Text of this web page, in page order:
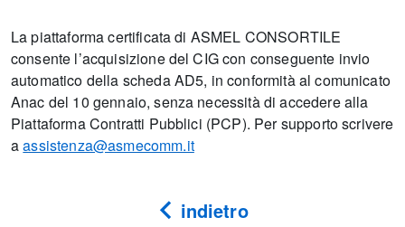
La piattaforma certificata di ASMEL CONSORTILE
consente l’acquisizione del CIG con conseguente invio
automatico della scheda AD5, in conformità al comunicato
Anac del 10 gennaio, senza necessità di accedere alla
Piattaforma Contratti Pubblici (PCP). Per supporto scrivere
aassistenza@asmecomm.it
indietro